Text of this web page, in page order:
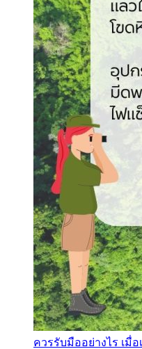
ควรรับมืออย่างไร เมื่